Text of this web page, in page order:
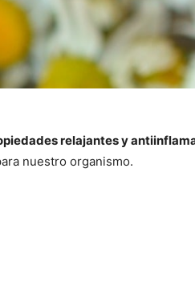
relajantes y
nuestro organismo.